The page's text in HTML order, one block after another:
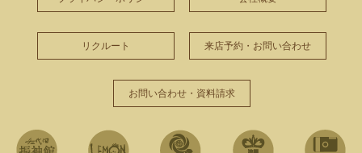
リクルート 来店予約・お問い合わせ
お問い合わせ・資料請求